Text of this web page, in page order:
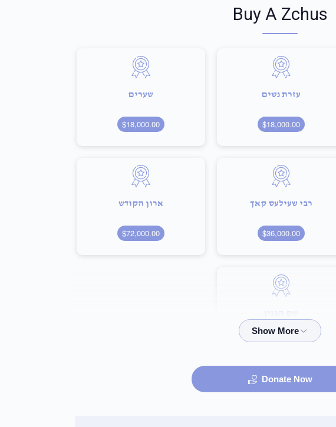
Buy A Zchus
עזרת נשים
$18,000.00
שערים
$18,000.00
רבי שעילעס קאך
$36,000.00
ארון הקודש
$72,000.00
$100,000.00
Donate Now